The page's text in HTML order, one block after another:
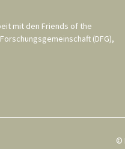
mit den Friends of the
(DFG),
©